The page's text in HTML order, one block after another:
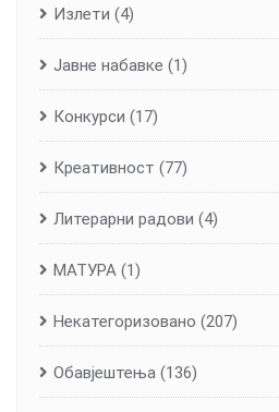
Излети (4)
Јавне набавке (1)
Конкурси (17)
Креативност (77)
Литерарни радови (4)
МАТУРА (1)
Некатегоризовано (207)
Обавјештења (136)